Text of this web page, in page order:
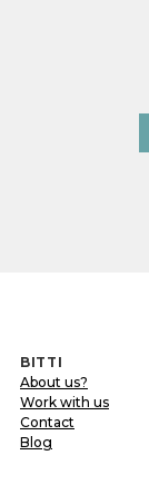
BITTI
About us?
Work with us
Contact
Blog